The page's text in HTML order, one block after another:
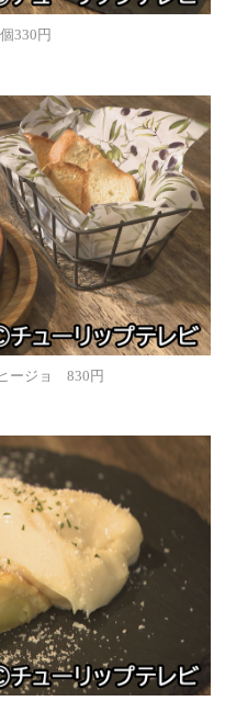
330円
ージョ 830円